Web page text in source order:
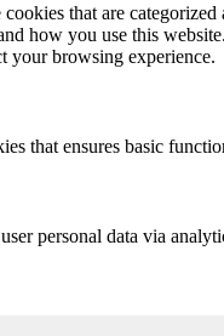
that are categorized
how you use this
your browsing experience.
that ensures basic
personal data via